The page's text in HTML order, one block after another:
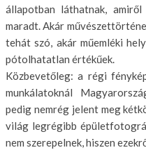
állapotban láthatnak, amiről
maradt. Akár
tehát szó, akár műemléki
pótolhatatlan értékűek.
Közbevetőleg: a régi
munkála­toknál
pedig nemrég jelent meg
világ legrégibb
nem szerepelnek, hiszen